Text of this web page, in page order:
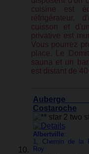
cuisine est
réfrigérateur,
cuisson et
privative est
Vous pourrez
place. Le
sauna et un
est distant de 40
Costaroche
Albertville:
1, Chemin de la
Roy